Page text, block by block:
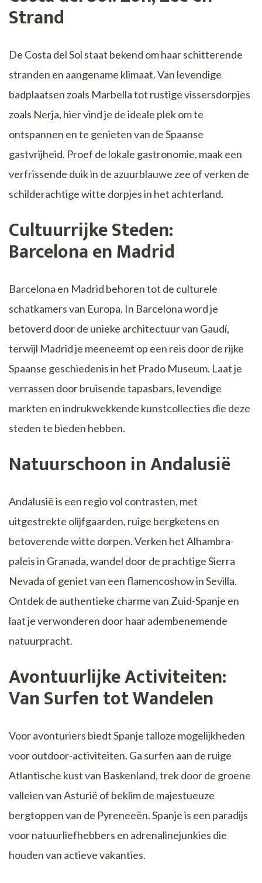
Strand
De Costa del Sol staat bekend om haar schitterende
stranden en aangename klimaat. Van levendige
badplaatsen zoals Marbella tot rustige vissersdorpjes
zoals Nerja, hier vind je de ideale plek om te
ontspannen en te genieten van de Spaanse
gastvrijheid. Proef de lokale gastronomie, maak een
verfrissende duik in de azuurblauwe zee of verken de
schilderachtige witte dorpjes in het achterland.
Cultuurrijke Steden:
Barcelona en Madrid
Barcelona en Madrid behoren tot de culturele
schatkamers van Europa. In Barcelona word je
betoverd door de unieke architectuur van Gaudí,
terwijl Madrid je meeneemt op een reis door de rijke
Spaanse geschiedenis in het Prado Museum. Laat je
verrassen door bruisende tapasbars, levendige
markten en indrukwekkende kunstcollecties die deze
steden te bieden hebben.
Natuurschoon in Andalusië
Andalusië is een regio vol contrasten, met
uitgestrekte olijfgaarden, ruige bergketens en
betoverende witte dorpen. Verken het Alhambra-
paleis in Granada, wandel door de prachtige Sierra
Nevada of geniet van een flamencoshow in Sevilla.
Ontdek de authentieke charme van Zuid-Spanje en
laat je verwonderen door haar adembenemende
natuurpracht.
Avontuurlijke Activiteiten:
Van Surfen tot Wandelen
Voor avonturiers biedt Spanje talloze mogelijkheden
voor outdoor-activiteiten. Ga surfen aan de ruige
Atlantische kust van Baskenland, trek door de groene
valleien van Asturië of beklim de majestueuze
bergtoppen van de Pyreneeën. Spanje is een paradijs
voor natuurliefhebbers en adrenalinejunkies die
houden van actieve vakanties.